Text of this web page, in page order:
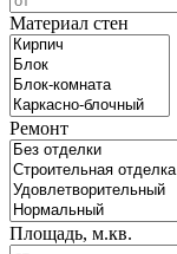
Материал стен
Ремонт
Площадь, м.кв.